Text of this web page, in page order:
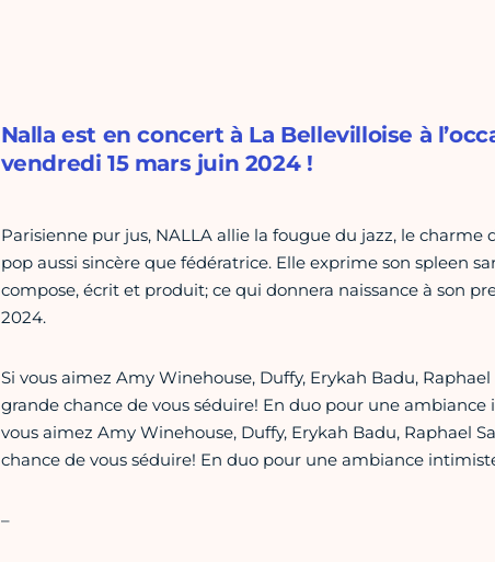
Nalla est en concert à La Bellevilloise à
vendredi 15 mars juin 2024 !
Parisienne pur jus, NALLA allie la fougue du jazz, le charme
pop aussi sincère que fédératrice. Elle exprime son spleen
compose, écrit et produit; ce qui donnera naissance à son
2024.
Si vous aimez Amy Winehouse, Duffy, Erykah Badu,
grande chance de vous séduire! En duo pour une
vous aimez Amy Winehouse, Duffy, Erykah Badu, Raphael
chance de vous séduire! En duo pour une ambiance
–